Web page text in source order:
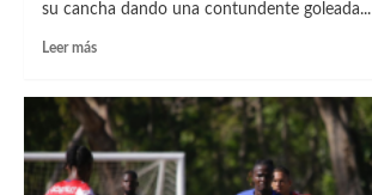
su cancha dando una contundente goleada...
Leer másLeer
Cibao
FC
goleó